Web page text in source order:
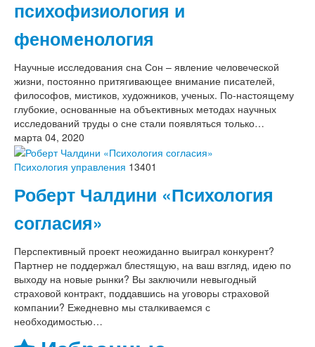
психофизиология и
феноменология
Научные исследования сна Сон – явление человеческой
жизни, постоянно притягивающее внимание писателей,
философов, мистиков, художников, ученых. По-настоящему
глубокие, основанные на объективных методах научных
исследований труды о сне стали появляться только…
марта 04, 2020
Психология управления 13401
Роберт Чалдини «Психология
согласия»
Перспективный проект неожиданно выиграл конкурент?
Партнер не поддержал блестящую, на ваш взгляд, идею по
выходу на новые рынки? Вы заключили невыгодный
страховой контракт, поддавшись на уговоры страховой
компании? Ежедневно мы сталкиваемся с
необходимостью…